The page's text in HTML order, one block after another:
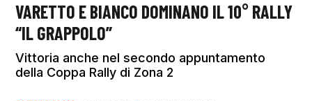
VARETTO E BIANCO DOMINANO IL 10° RALLY
“IL GRAPPOLO”
Vittoria anche nel secondo appuntamento
della Coppa Rally di Zona 2